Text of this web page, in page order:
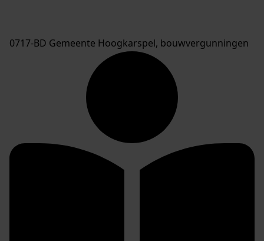
0717-BD Gemeente Hoogkarspel, bouwvergunningen